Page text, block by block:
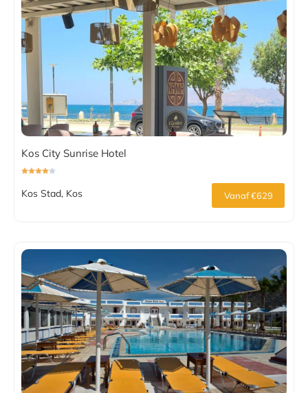
Kos City Sunrise Hotel
Kos Stad, Kos Vanaf €629